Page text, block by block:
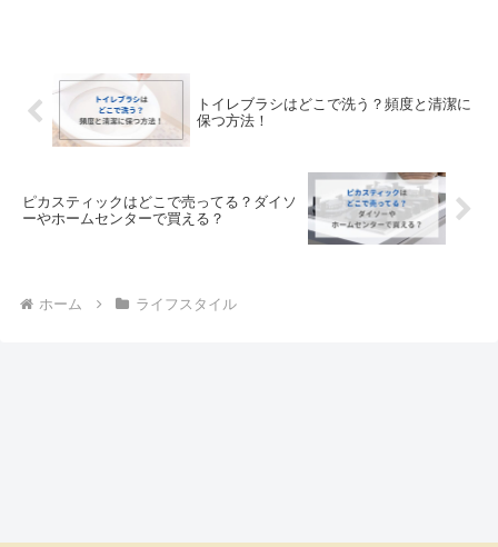
トイレブラシはどこで洗う？頻度と清潔に
保つ方法！
ピカスティックはどこで売ってる？ダイソ
ーやホームセンターで買える？
ホーム ライフスタイル